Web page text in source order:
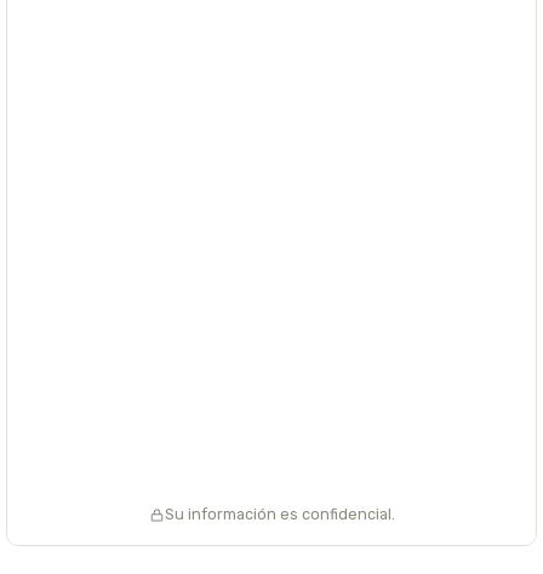
Su información es confidencial.